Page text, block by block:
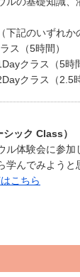
下記のいずれか
ス（5時間）
クラス（5時
クラス（2.5
ック Class）
ル体験会に参加
学んでみようと
こちら